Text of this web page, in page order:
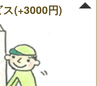
(+3000円)